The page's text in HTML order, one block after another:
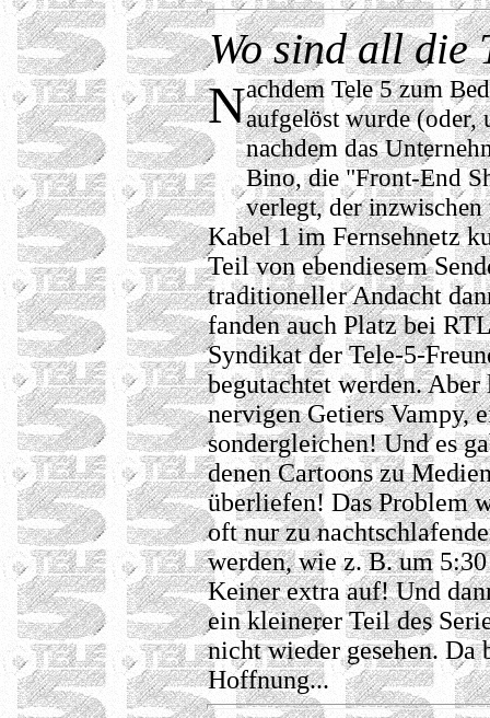
Wo sind all die
Nachdem Tele 5 zum
aufgelöst wurde (oder,
nachdem das
Bino, die "Front-End
verlegt, der
Kabel 1 im Fernsehnetz
Teil von ebendiesem
traditioneller Andacht
fanden auch Platz bei
Syndikat der Tele-5-
begutachtet werden.
nervigen Getiers Vampy,
sondergleichen! Und es
denen Cartoons zu
überliefen! Das Problem
oft nur zu
werden, wie z. B. um
Keiner extra auf! Und
ein kleinerer Teil des
nicht wieder gesehen. Da
Hoffnung...